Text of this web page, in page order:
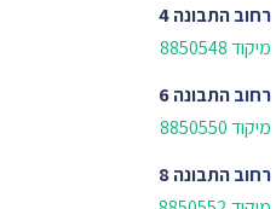
רחובהתבונה 4
מיקוד 8850548
רחובהתבונה 6
מיקוד 8850550
רחובהתבונה 8